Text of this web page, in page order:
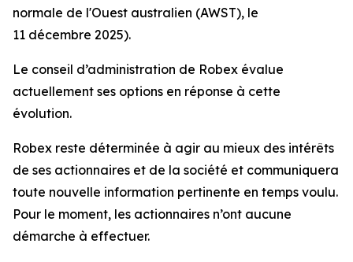
normale de l'Ouest australien (AWST), le
11 décembre 2025).
Le conseil d’administration de Robex évalue
actuellement ses options en réponse à cette
évolution.
Robex reste déterminée à agir au mieux des intérêts
de ses actionnaires et de la société et communiquera
toute nouvelle information pertinente en temps voulu.
Pour le moment, les actionnaires n’ont aucune
démarche à effectuer.